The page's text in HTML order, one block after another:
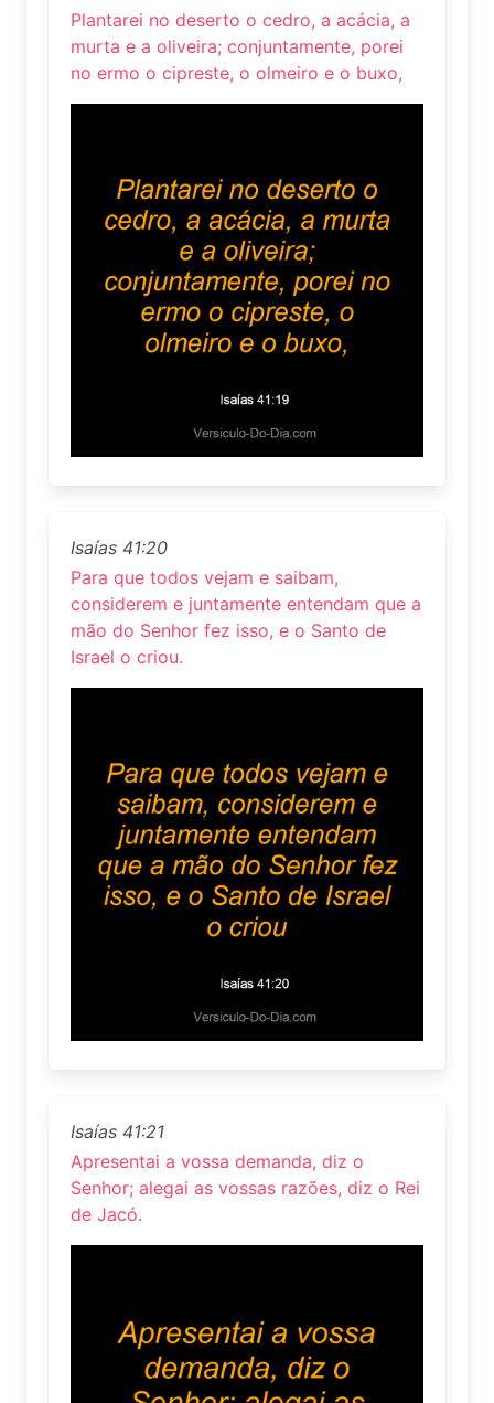
Plantarei no deserto o cedro, a acácia, a
murta e a oliveira; conjuntamente, porei
no ermo o cipreste, o olmeiro e o buxo,
Isaías 41:20
Para que todos vejam e saibam,
considerem e juntamente entendam que a
mão do Senhor fez isso, e o Santo de
Israel o criou.
Isaías 41:21
Apresentai a vossa demanda, diz o
Senhor; alegai as vossas razões, diz o Rei
de Jacó.